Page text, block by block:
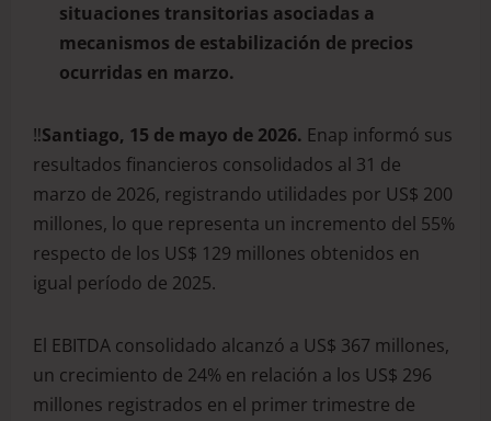
situaciones transitorias asociadas a
mecanismos de estabilización de precios
ocurridas en marzo.
‼️Santiago, 15 de mayo de 2026. Enap informó sus
resultados financieros consolidados al 31 de
marzo de 2026, registrando utilidades por US$ 200
millones, lo que representa un incremento del 55%
respecto de los US$ 129 millones obtenidos en
igual período de 2025.
El EBITDA consolidado alcanzó a US$ 367 millones,
un crecimiento de 24% en relación a los US$ 296
millones registrados en el primer trimestre de